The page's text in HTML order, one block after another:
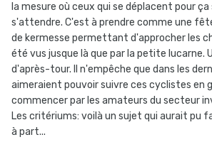
la mesure où ceux qui se déplacent pour
s'attendre. C'est à prendre comme une
de kermesse permettant d'approcher les
été vus jusque là que par la petite lucarne.
d'après-tour. Il n'empêche que dans les
aimeraient pouvoir suivre ces cyclistes en
commencer par les amateurs du secteur
Les critériums: voilà un sujet qui aurait pu
à part...